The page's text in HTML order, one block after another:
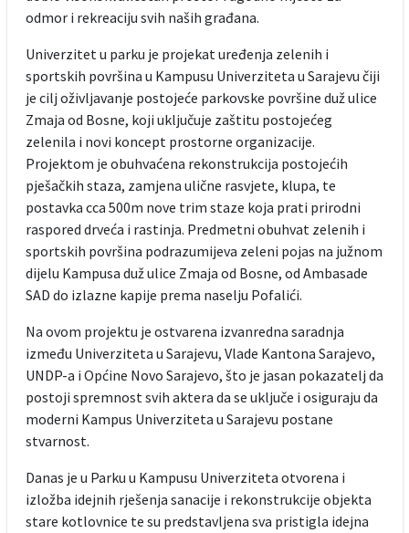
odmor i rekreaciju svih naših građana.
Univerzitet u parku je projekat uređenja zelenih i
sportskih površina u Kampusu Univerziteta u Sarajevu čiji
je cilj oživljavanje postojeće parkovske površine duž ulice
Zmaja od Bosne, koji uključuje zaštitu postojećeg
zelenila i novi koncept prostorne organizacije.
Projektom je obuhvaćena rekonstrukcija postojećih
pješačkih staza, zamjena ulične rasvjete, klupa, te
postavka cca 500m nove trim staze koja prati prirodni
raspored drveća i rastinja. Predmetni obuhvat zelenih i
sportskih površina podrazumijeva zeleni pojas na južnom
dijelu Kampusa duž ulice Zmaja od Bosne, od Ambasade
SAD do izlazne kapije prema naselju Pofalići.
Na ovom projektu je ostvarena izvanredna saradnja
između Univerziteta u Sarajevu, Vlade Kantona Sarajevo,
UNDP-a i Općine Novo Sarajevo, što je jasan pokazatelj da
postoji spremnost svih aktera da se uključe i osiguraju da
moderni Kampus Univerziteta u Sarajevu postane
stvarnost.
Danas je u Parku u Kampusu Univerziteta otvorena i
izložba idejnih rješenja sanacije i rekonstrukcije objekta
stare kotlovnice te su predstavljena sva pristigla idejna